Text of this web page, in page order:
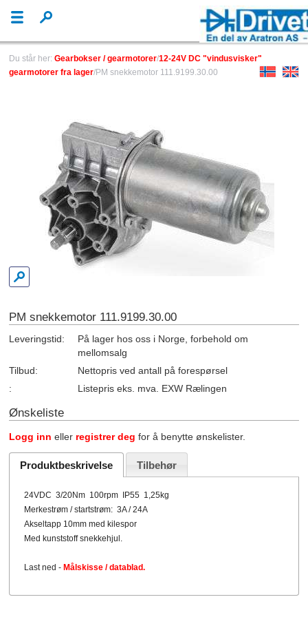
Du står her:Gearbokser / gearmotorer/12-24V DC "vindusvisker"
gearmotorer fra lager/PM snekkemotor 111.9199.30.00
PM snekkemotor 111.9199.30.00
Leveringstid:
På lager hos oss i Norge, forbehold om
mellomsalg
Tilbud:
Nettopris ved antall på forespørsel
:
Listepris eks. mva. EXW Rælingen
Ønskeliste
Logg inn eller registrer deg for å benytte ønskelister.
Produktbeskrivelse Tilbehør
24VDC 3/20Nm 100rpm IP55 1,25kg
Merkestrøm / startstrøm: 3A / 24A
Akseltapp 10mm med kilespor
Med kunststoff snekkehjul.
Last ned - Målskisse / datablad.